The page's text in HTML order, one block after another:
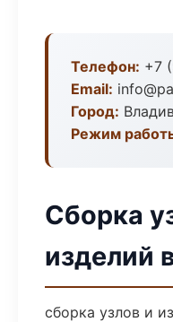
Телефон: +7
Email:
Город:
Режим
Сборка
изделий
сборка узлов и